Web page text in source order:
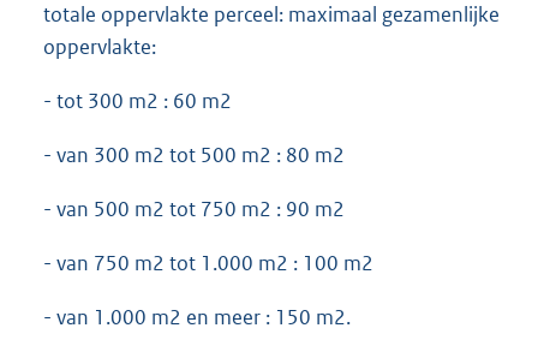
totale oppervlakte perceel: maximaal gezamenlijke
oppervlakte:
- tot 300 m2 : 60 m2
- van 300 m2 tot 500 m2 : 80 m2
- van 500 m2 tot 750 m2 : 90 m2
- van 750 m2 tot 1.000 m2 : 100 m2
- van 1.000 m2 en meer : 150 m2.